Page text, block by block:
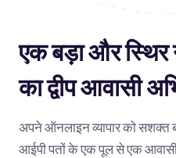
एक बड़ा और स्थिर
का द्वीप आवासी
अपने ऑनलाइन व्यापार को सशक्त
आईपी पतों के एक पूल से एक